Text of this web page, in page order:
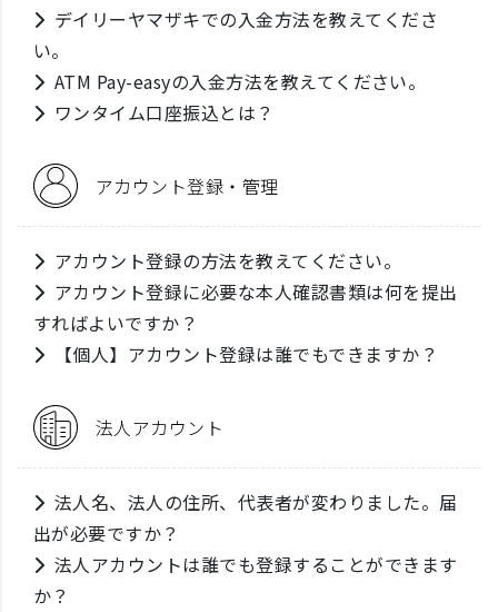
デイリーヤマザキでの入金方法を教えてくださ
い。
ATM Pay-easyの入金方法を教えてください。
ワンタイム口座振込とは？
アカウント登録・管理
アカウント登録の方法を教えてください。
アカウント登録に必要な本人確認書類は何を提出
すればよいですか？
【個人】アカウント登録は誰でもできますか？
法人アカウント
法人名、法人の住所、代表者が変わりました。届
出が必要ですか？
法人アカウントは誰でも登録することができます
か？